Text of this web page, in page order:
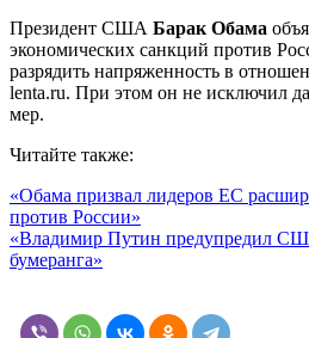
Президент США Барак Обама
экономических санкций против
разрядить напряженность в
lenta.ru. При этом он не исключил
мер.
Читайте также:
«Обама призвал лидеров ЕС
против России»
«Владимир Путин предупредил
бумеранга»